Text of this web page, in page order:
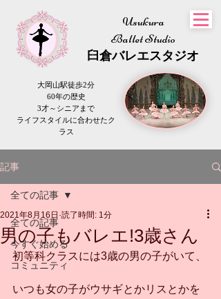
Usukura
Ballet Studio
​臼倉バレエスタジオ
大岡山駅徒歩2分
60年の歴史
3才～シニアまで
​ライフスタイルに合わせたク
ラス
記事
全ての記事
今すぐ始める
コミュニティ
全ての記事
男の子もバレエ!3歳さん
2021年8月16日 読了時間: 1分
初等科クラスには3歳の男の子がいて、
いつも女の子がウサギとかリスとかを